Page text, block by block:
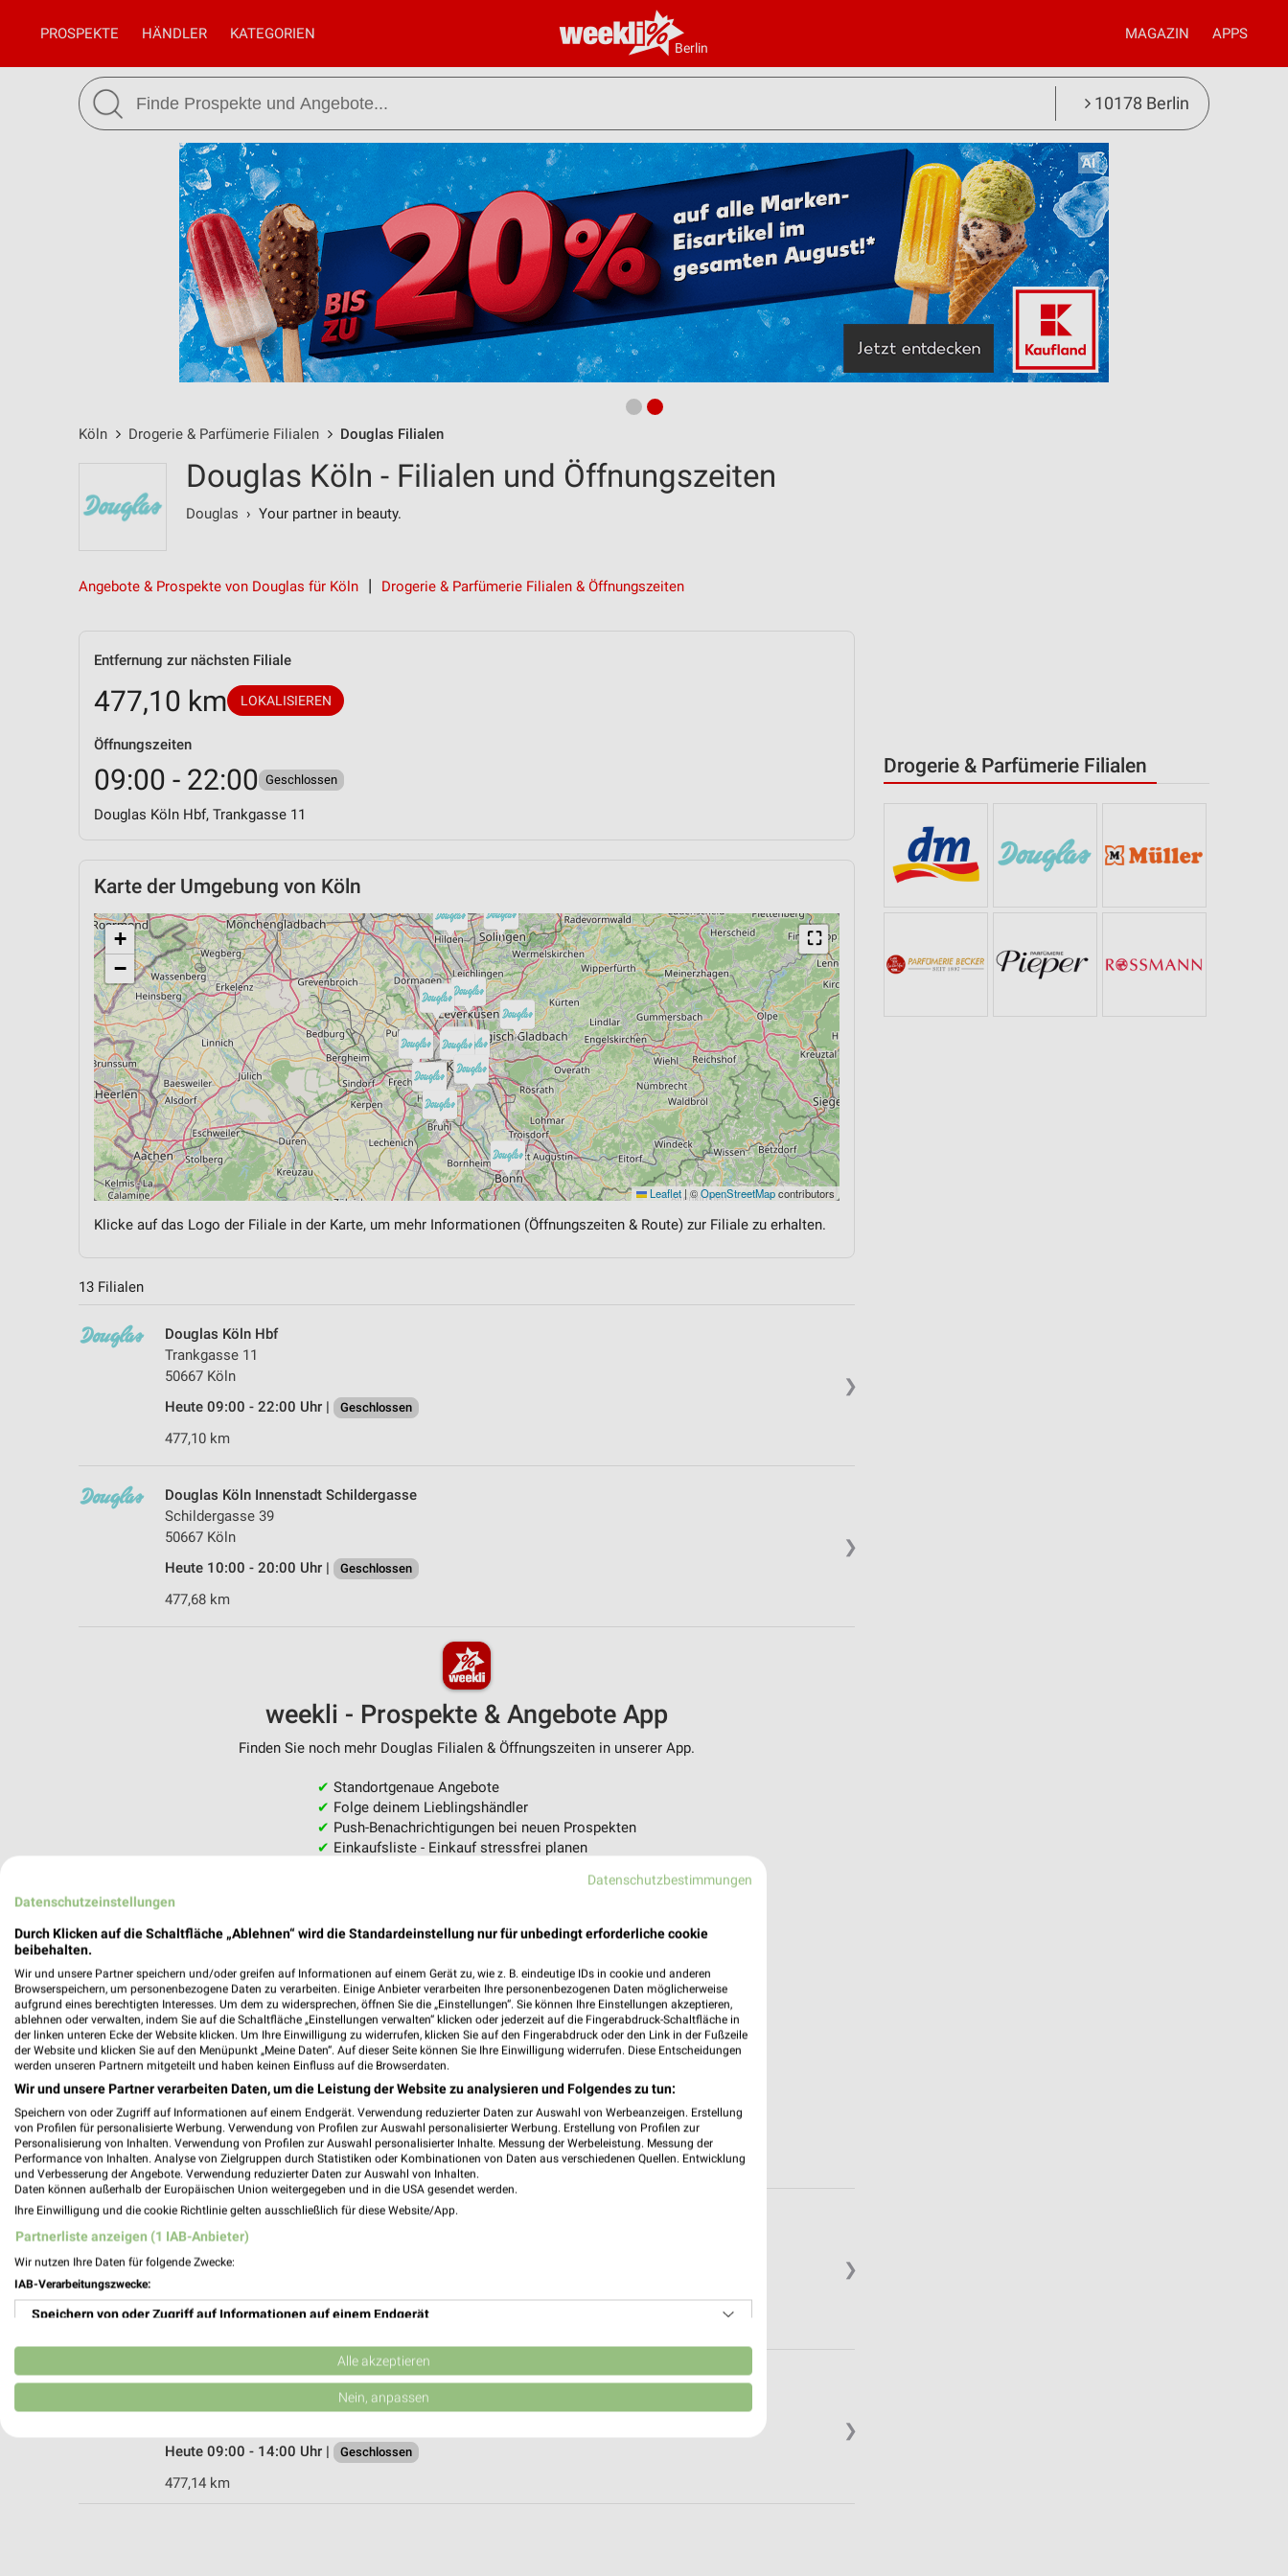
Berlin
PROSPEKTE HÄNDLER KATEGORIEN MAGAZIN APPS
10178 Berlin
Köln Drogerie & Parfümerie Filialen Douglas Filialen
Drogerie & Parfümerie Filialen
Douglas Köln - Filialen und Öffnungszeiten
Douglas › Your partner in beauty.
Angebote & Prospekte von Douglas für Köln Drogerie & Parfümerie Filialen & Öffnungszeiten
Entfernung zur nächsten Filiale
477,10 km LOKALISIEREN
Öffnungszeiten
09:00 - 22:00 Geschlossen
Douglas Köln Hbf, Trankgasse 11
Karte der Umgebung von Köln
⛶
+
−
Leaflet | ©OpenStreetMapcontributors
Klicke auf das Logo der Filiale in der Karte, um mehr Informationen (Öffnungszeiten & Route) zur Filiale zu erhalten.
13 Filialen
❯
Douglas Köln Hbf
Trankgasse 11
50667 Köln
Heute 09:00 - 22:00 Uhr |
Geschlossen
477,10 km
❯
Douglas Köln Innenstadt Schildergasse
Schildergasse 39
50667 Köln
Heute 10:00 - 20:00 Uhr |
Geschlossen
477,68 km
weekli - Prospekte & Angebote App
Finden Sie noch mehr Douglas Filialen & Öffnungszeiten in unserer App.
✔ Standortgenaue Angebote
✔ Folge deinem Lieblingshändler
✔ Push-Benachrichtigungen bei neuen Prospekten
✔ Einkaufsliste - Einkauf stressfrei planen
Nutze weekli auch mobil – App jetzt laden oder QR-Code scannen.
❯
Douglas Köln Arcaden Kalk
Kalker Hauptstraße 55
51103 Köln
474,87 km
❯
Douglas Köln Rodenkirchen
Heute 09:00 - 14:00 Uhr |
Geschlossen
477,14 km
Datenschutzbestimmungen
Datenschutzeinstellungen
Durch Klicken auf die Schaltfläche „Ablehnen“ wird die Standardeinstellung nur für unbedingt erforderliche cookie
beibehalten.
Wir und unsere Partner speichern und/oder greifen auf Informationen auf einem Gerät zu, wie z. B. eindeutige IDs in cookie und anderen
Browserspeichern, um personenbezogene Daten zu verarbeiten. Einige Anbieter verarbeiten Ihre personenbezogenen Daten möglicherweise
aufgrund eines berechtigten Interesses. Um dem zu widersprechen, öffnen Sie die „Einstellungen“. Sie können Ihre Einstellungen akzeptieren,
ablehnen oder verwalten, indem Sie auf die Schaltfläche „Einstellungen verwalten“ klicken oder jederzeit auf die Fingerabdruck-Schaltfläche in
der linken unteren Ecke der Website klicken. Um Ihre Einwilligung zu widerrufen, klicken Sie auf den Fingerabdruck oder den Link in der Fußzeile
der Website und klicken Sie auf den Menüpunkt „Meine Daten“. Auf dieser Seite können Sie Ihre Einwilligung widerrufen. Diese Entscheidungen
werden unseren Partnern mitgeteilt und haben keinen Einfluss auf die Browserdaten.
Wir und unsere Partner verarbeiten Daten, um die Leistung der Website zu analysieren und Folgendes zu tun:
Speichern von oder Zugriff auf Informationen auf einem Endgerät. Verwendung reduzierter Daten zur Auswahl von Werbeanzeigen. Erstellung
von Profilen für personalisierte Werbung. Verwendung von Profilen zur Auswahl personalisierter Werbung. Erstellung von Profilen zur
Personalisierung von Inhalten. Verwendung von Profilen zur Auswahl personalisierter Inhalte. Messung der Werbeleistung. Messung der
Performance von Inhalten. Analyse von Zielgruppen durch Statistiken oder Kombinationen von Daten aus verschiedenen Quellen. Entwicklung
und Verbesserung der Angebote. Verwendung reduzierter Daten zur Auswahl von Inhalten.
Daten können außerhalb der Europäischen Union weitergegeben und in die USA gesendet werden.
Ihre Einwilligung und die cookie Richtlinie gelten ausschließlich für diese Website/App.
Partnerliste anzeigen (1 IAB-Anbieter)
Wir nutzen Ihre Daten für folgende Zwecke:
IAB-Verarbeitungszwecke:
Speichern von oder Zugriff auf Informationen auf einem Endgerät
Verwendung reduzierter Daten zur Auswahl von Werbeanzeigen
Erstellung von Profilen für personalisierte Werbung
Alle akzeptieren
Nein, anpassen